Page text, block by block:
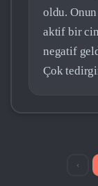
oldu. Onun
aktif bir
negatif
Çok
‹